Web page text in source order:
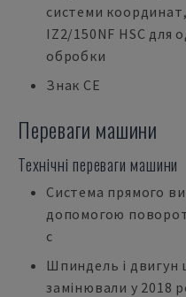
системи
IZ2/150NF HSC для
обробки
Знак CE
Переваги машини
Технічні переваги машини
Система прямого
допомогою
c
Шпиндель і двигун
замінювали у 2018